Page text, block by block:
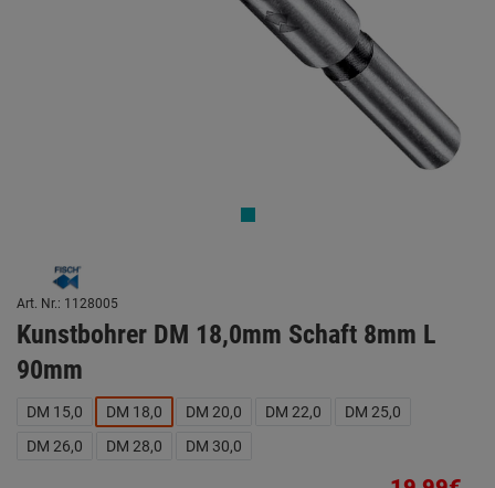
Art. Nr.: 1128005
Kunstbohrer DM 18,0mm Schaft 8mm L
90mm
DM 15,0 DM 18,0 DM 20,0 DM 22,0
DM 25,0
DM 26,0
DM 28,0 DM 30,0